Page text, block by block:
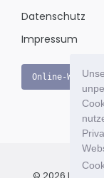
Datenschutz
Impressum
Online-